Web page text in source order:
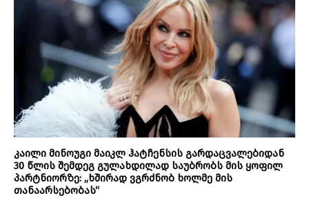
კაილი მინოუგი მაიკლ ჰატჩენსის გარდაცვალებიდან
30 წლის შემდეგ გულახდილად საუბრობს მის ყოფილ
პარტნიორზე: „ხშირად ვგრძნობ ხოლმე მის
თანაარსებობას“